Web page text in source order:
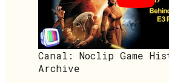
Canal: Noclip Game
Archive